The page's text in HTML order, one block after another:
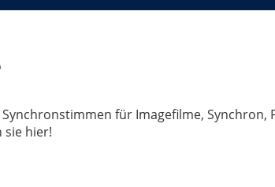
für Imagefilme, Synchron,
sie hier!